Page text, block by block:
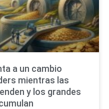
a un cambio
mientras las
y los grandes